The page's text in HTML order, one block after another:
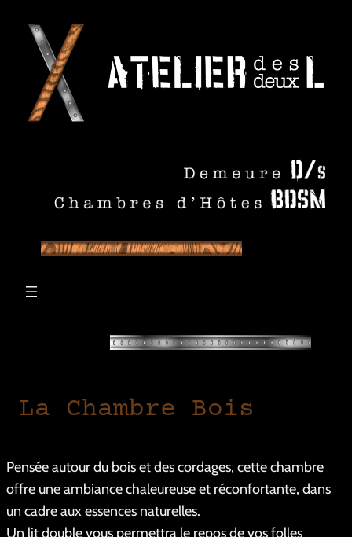
La Chambre Bois
Pensée autour du bois et des cordages, cette chambre
offre une ambiance chaleureuse et réconfortante, dans
un cadre aux essences naturelles.
Un lit double vous permettra le repos de vos folles